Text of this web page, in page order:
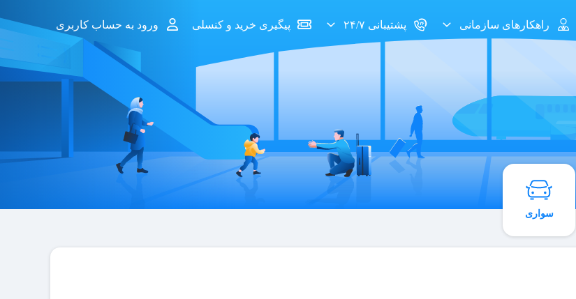
راهکارهای سازمانی پشتیبانی ۲۴/۷ پیگیری خرید و کنسلی ورود به حساب کاربری
سواری